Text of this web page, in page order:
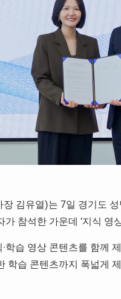
김유열)는 7일 경기도
참석한 가운데 ‘지식
학습 영상 콘텐츠를 함께
학습 콘텐츠까지 폭넓게